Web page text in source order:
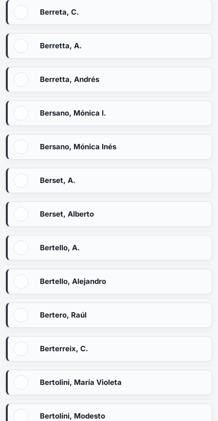
Berreta, C.
Berretta, A.
Berretta, Andrés
Bersano, Mónica I.
Bersano, Mónica Inés
Berset, A.
Berset, Alberto
Bertello, A.
Bertello, Alejandro
Bertero, Raúl
Berterreix, C.
Bertolini, María Violeta
Bertolini, Modesto